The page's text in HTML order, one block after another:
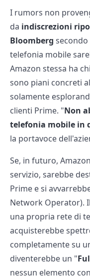
I rumors non
da indiscrezioni
Bloomberg
telefonia mobile
Amazon stessa ha
sono piani concreti
solamente
clienti Prime. "Non
telefonia mobile in
la portavoce
Se, in futuro,
servizio, sarebbe
Prime e si
Network Operator).
una propria rete di
acquisterebbe
completamente su
diventerebbe un "
nessun elemento